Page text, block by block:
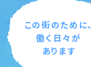
この街のために、
働く日々が
あります